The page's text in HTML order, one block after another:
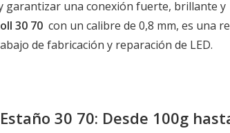
garantizar una conexión fuerte, brillante y
30 70 con un calibre de 0,8 mm, es una
de fabricación y reparación de LED.
30 70: Desde 100g